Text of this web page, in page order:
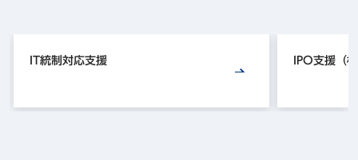
IT統制対応支援 IPO支援（